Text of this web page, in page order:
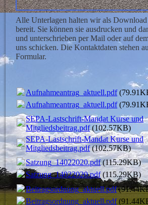
Alle Unterlagen halten wir als
bereit. Sie können sie ausdrucken und
und unterschrieben per Mail oder auf
uns schicken. Die Kontaktdaten stehen
Formular.
Aufnahmeantrag_aktuell.pdf
Aufnahmeantrag_aktuell.pdf
SEPA-Lastschrift-Mandat Kurse und
Mitgliedsbeitrag.pdf(102.57KB)
SEPA-Lastschrift-Mandat Kurse und
Mitgliedsbeitrag.pdf(102.57KB)
Satzung_14022020.pdf(115.29KB)
Satzung_14022020.pdf(115.29KB)
Beitragsordnung_aktuell.pdf
Beitragsordnung_aktuell.pdf